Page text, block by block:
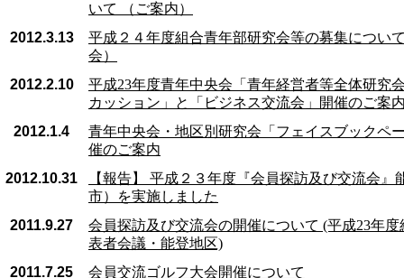
いて （ご案内）
2012.3.13
平成２４年度組合青年部研究会等の募集につい
会）
2012.2.10
平成23年度青年中央会「青年経営者等全体研究
カッション」と「ビジネス交流会」開催のご案
2012.1.4
青年中央会・地区別研究会「フェイスブックペ
催のご案内
2012.10.31
【報告】 平成２３年度『会員探訪及び交流会』
市）を実施しました
2011.9.27
会員探訪及び交流会の開催について (平成23年
表者会議・能登地区)
2011.7.25
会員交流ゴルフ大会開催について